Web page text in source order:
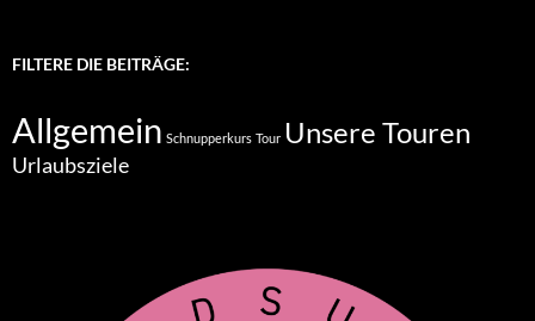
FILTERE DIE BEITRÄGE:
Allgemein Schnupperkurs Tour Unsere Touren
Urlaubsziele